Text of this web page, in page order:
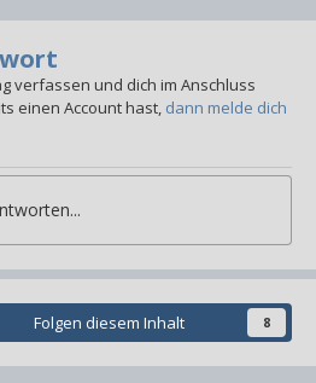
verfassen und dich im Anschluss
einen Account hast, dann melde dich
Folgen diesem Inhalt 8